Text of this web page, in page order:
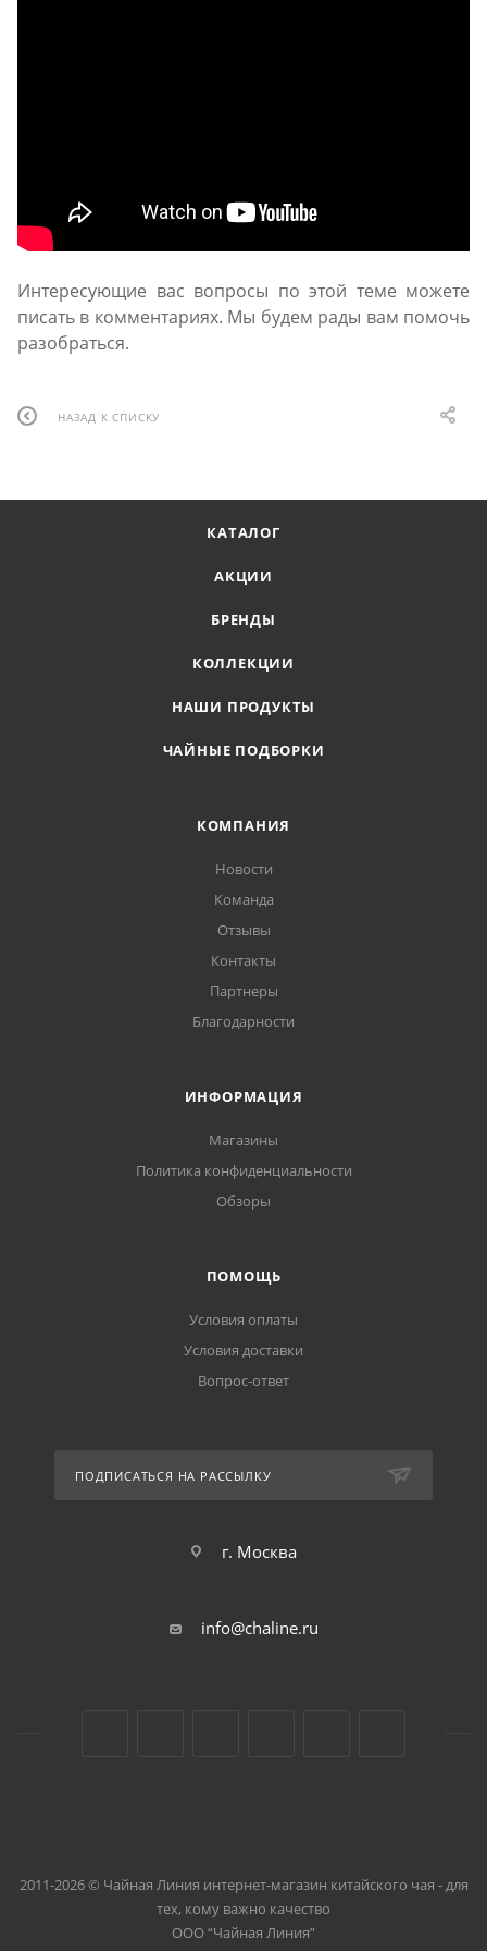
Интересующие вас вопросы по этой теме можете
писать в комментариях. Мы будем рады вам помочь
разобраться.
НАЗАД К СПИСКУ
КАТАЛОГ
АКЦИИ
БРЕНДЫ
КОЛЛЕКЦИИ
НАШИ ПРОДУКТЫ
ЧАЙНЫЕ ПОДБОРКИ
КОМПАНИЯ
Новости
Команда
Отзывы
Контакты
Партнеры
Благодарности
ИНФОРМАЦИЯ
Магазины
Политика конфиденциальности
Обзоры
ПОМОЩЬ
Условия оплаты
Условия доставки
Вопрос-ответ
ПОДПИСАТЬСЯ НА РАССЫЛКУ
г. Москва
info@chaline.ru
2011-2026 © Чайная Линия интернет-магазин китайского чая - для
тех, кому важно качество
ООО “Чайная Линия”